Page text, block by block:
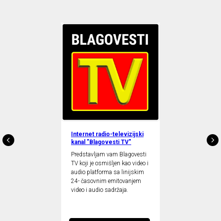
Internet radio-televizijski
kanal "Blagovesti TV"
Predstavljam vam Blagovesti
TV koji je osmišljen kao video i
audio platforma sa linijskim
24- časovnim emitovanjem
video i audio sadržaja.